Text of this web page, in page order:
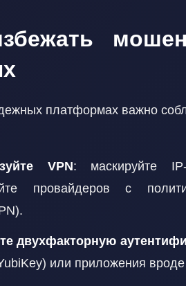
платформах важно
VPN: маскируйте
провайдеров с
двухфакторную
или приложения